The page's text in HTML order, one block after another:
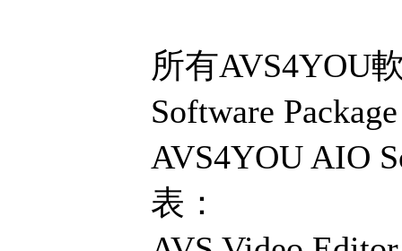
所有AVS4YOU
Software
AVS4YOU AIO
表：